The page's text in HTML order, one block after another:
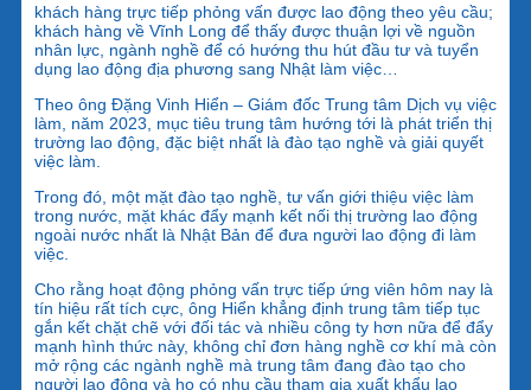
khách hàng trực tiếp phỏng vấn được lao động theo yêu cầu;
khách hàng về Vĩnh Long để thấy được thuận lợi về nguồn
nhân lực, ngành nghề để có hướng thu hút đầu tư và tuyển
dụng lao động địa phương sang Nhật làm việc…
Theo ông Đặng Vinh Hiển – Giám đốc Trung tâm Dịch vụ việc
làm, năm 2023, mục tiêu trung tâm hướng tới là phát triển thị
trường lao động, đặc biệt nhất là đào tạo nghề và giải quyết
việc làm.
Trong đó, một mặt đào tạo nghề, tư vấn giới thiệu việc làm
trong nước, mặt khác đẩy mạnh kết nối thị trường lao động
ngoài nước nhất là Nhật Bản để đưa người lao động đi làm
việc.
Cho rằng hoạt động phỏng vấn trực tiếp ứng viên hôm nay là
tín hiệu rất tích cực, ông Hiển khẳng định trung tâm tiếp tục
gắn kết chặt chẽ với đối tác và nhiều công ty hơn nữa để đẩy
mạnh hình thức này, không chỉ đơn hàng nghề cơ khí mà còn
mở rộng các ngành nghề mà trung tâm đang đào tạo cho
người lao động và họ có nhu cầu tham gia xuất khẩu lao